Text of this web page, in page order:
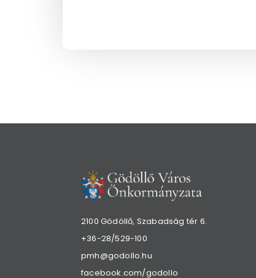
2100 Gödöllő, Szabadság tér 6.
+36-28/529-100
pmh@godollo.hu
facebook.com/godollo